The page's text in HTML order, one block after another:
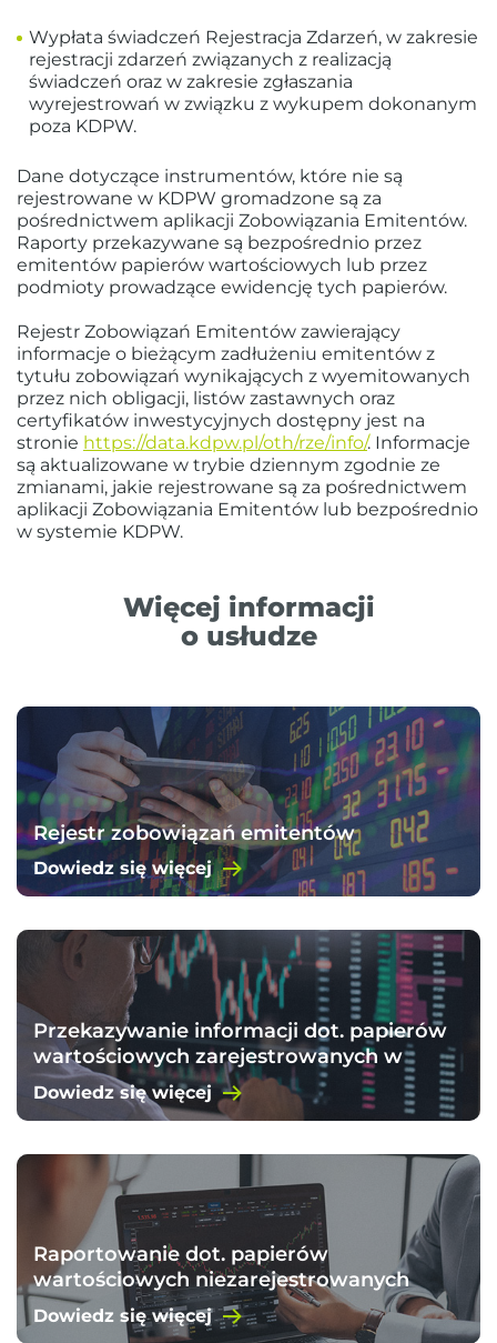
Wypłata świadczeń Rejestracja Zdarzeń, w zakresie
rejestracji zdarzeń związanych z realizacją
świadczeń oraz w zakresie zgłaszania
wyrejestrowań w związku z wykupem dokonanym
poza KDPW.
Dane dotyczące instrumentów, które nie są
rejestrowane w KDPW gromadzone są za
pośrednictwem aplikacji Zobowiązania Emitentów.
Raporty przekazywane są bezpośrednio przez
emitentów papierów wartościowych lub przez
podmioty prowadzące ewidencję tych papierów.
Rejestr Zobowiązań Emitentów zawierający
informacje o bieżącym zadłużeniu emitentów z
tytułu zobowiązań wynikających z wyemitowanych
przez nich obligacji, listów zastawnych oraz
certyfikatów inwestycyjnych dostępny jest na
stronie https://data.kdpw.pl/oth/rze/info/. Informacje
są aktualizowane w trybie dziennym zgodnie ze
zmianami, jakie rejestrowane są za pośrednictwem
aplikacji Zobowiązania Emitentów lub bezpośrednio
w systemie KDPW.
Więcej informacji
o usłudze
Rejestr zobowiązań emitentów
Dowiedz się więcej
Przekazywanie informacji dot. papierów
wartościowych zarejestrowanych w
KDPW
Dowiedz się więcej
Raportowanie dot. papierów
wartościowych niezarejestrowanych
w KDPW
Dowiedz się więcej